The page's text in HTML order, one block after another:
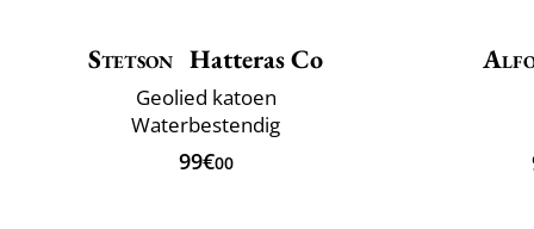
Stetson Hatteras Co
Geolied katoen
Waterbestendig
99€00